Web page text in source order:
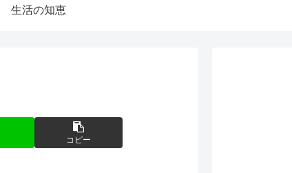
生活の知恵
コピー